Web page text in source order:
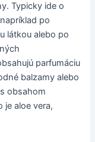
Typicky ide o
po
látkou alebo po
parfumáciu
balzamy alebo
obsahom
je aloe vera,